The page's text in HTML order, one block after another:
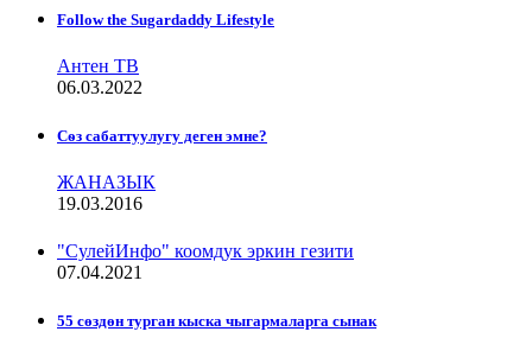
Follow the Sugardaddy Lifestyle
Антен ТВ
06.03.2022
Сѳз сабаттуулугу деген эмне?
ЖАНАЗЫК
19.03.2016
"СулейИнфо" коомдук эркин гезити
07.04.2021
55 сөздөн турган кыска чыгармаларга сынак